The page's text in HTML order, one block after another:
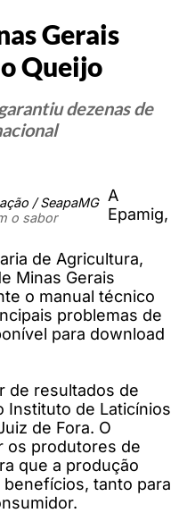
Gerais
Queijo
dezenas de
/ SeapaMG
o sabor
A
Epamig,
de Agricultura,
Minas Gerais
o manual técnico
problemas de
para download
de resultados de
Instituto de Laticínios
de Fora. O
os produtores de
que a produção
tanto para